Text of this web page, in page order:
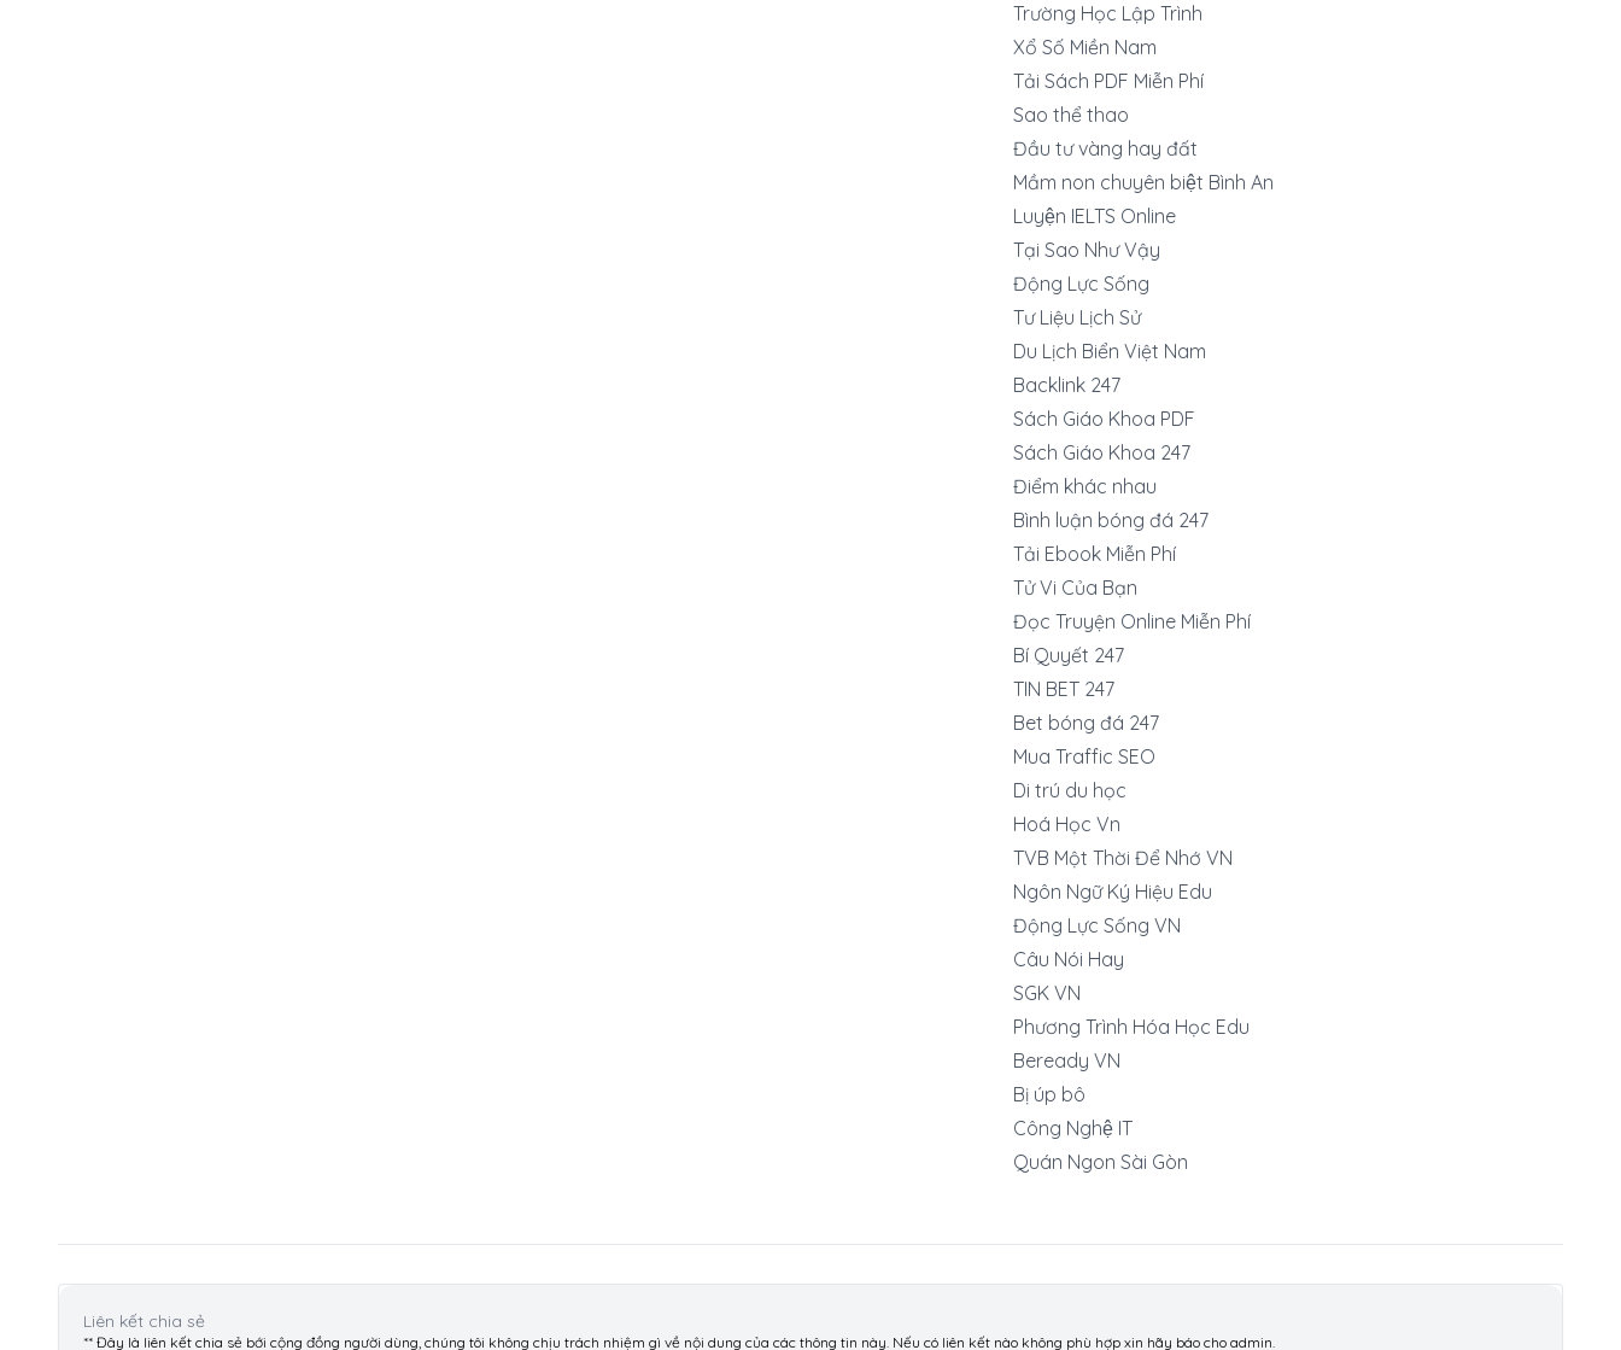
Trường Học Lập Trình
Xổ Số Miền Nam
Tải Sách PDF Miễn Phí
Sao thể thao
Đầu tư vàng hay đất
Mầm non chuyên biệt Bình An
Luyện IELTS Online
Tại Sao Như Vậy
Động Lực Sống
Tư Liệu Lịch Sử
Du Lịch Biển Việt Nam
Backlink 247
Sách Giáo Khoa PDF
Sách Giáo Khoa 247
Điểm khác nhau
Bình luận bóng đá 247
Tải Ebook Miễn Phí
Tử Vi Của Bạn
Đọc Truyện Online Miễn Phí
Bí Quyết 247
TIN BET 247
Bet bóng đá 247
Mua Traffic SEO
Di trú du học
Hoá Học Vn
TVB Một Thời Để Nhớ VN
Ngôn Ngữ Ký Hiệu Edu
Động Lực Sống VN
Câu Nói Hay
SGK VN
Phương Trình Hóa Học Edu
Beready VN
Bị úp bô
Công Nghệ IT
Quán Ngon Sài Gòn
Liên kết chia sẻ
** Đây là liên kết chia sẻ bới cộng đồng người dùng, chúng tôi không chịu trách nhiệm gì về nội dung của các thông tin này. Nếu có liên kết nào không phù hợp xin hãy báo cho admin.